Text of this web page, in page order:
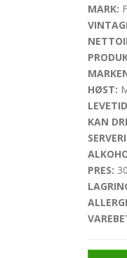
MARK:
HØST:
KAN
PRES: